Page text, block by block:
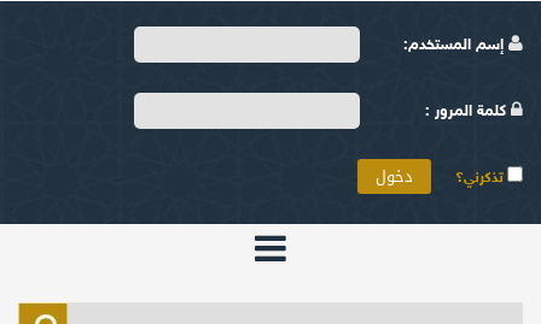
إسم المستخدم:
كلمة المرور :
تذكرني؟